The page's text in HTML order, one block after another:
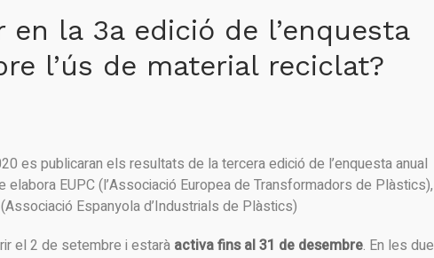
la 3a edició de l’enquesta
l’ús de material reciclat?
es publicaran els resultats de la tercera edició de l’enquesta anual
EUPC (l’Associació Europea de Transformadors de Plàstics),
Espanyola d’Industrials de Plàstics)
el 2 de setembre i estaràactiva fins al 31 de desembre. En les